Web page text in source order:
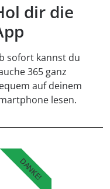
dir die
sofort kannst du
365 ganz
auf deinem
lesen.
DANKE!